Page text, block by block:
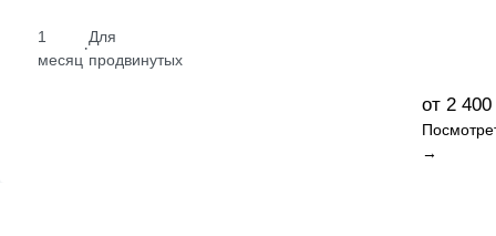
1
месяц
·
Для
продвинутых
от 2
→